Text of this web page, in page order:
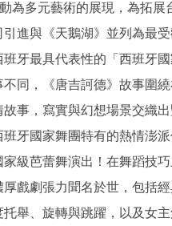
為多元藝術的展現，為拓
引進與《天鵝湖》並列為最
班牙最具代表性的「西班牙
不同，《唐吉訶德》故事圍
故事，寫實與幻想場景交織
班牙國家舞團特有的熱情澎
家級芭蕾舞演出！在舞蹈技
厚戲劇張力聞名於世，包括
托舉、旋轉與跳躍，以及女